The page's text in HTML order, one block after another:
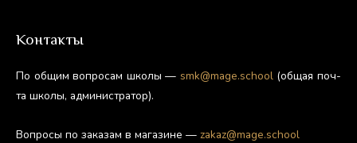
Контакты
По об­щим воп­ро­сам шко­лы — smk@mage.school(об­щая поч­
та шко­лы, ад­ми­нис­тра­тор).
Воп­ро­сы по за­казам в ма­гази­не — zakaz@mage.school